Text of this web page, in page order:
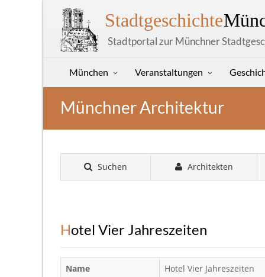
Stadtgeschichte
Stadtportal zur Münchner
München Veranstaltungen
Münchner Architektur
Suchen Architekten
Hotel Vier Jahreszeiten
Name
Hotel Vier Jahreszeiten